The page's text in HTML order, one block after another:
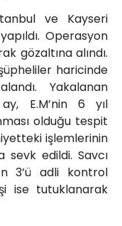
ve Kayseri
Operasyon
gözaltına alındı.
haricinde
Yakalanan
ay, E.M’nin 6 yıl
olduğu tespit
işlemlerinin
sevk edildi. Savcı
3’ü adli kontrol
ise tutuklanarak